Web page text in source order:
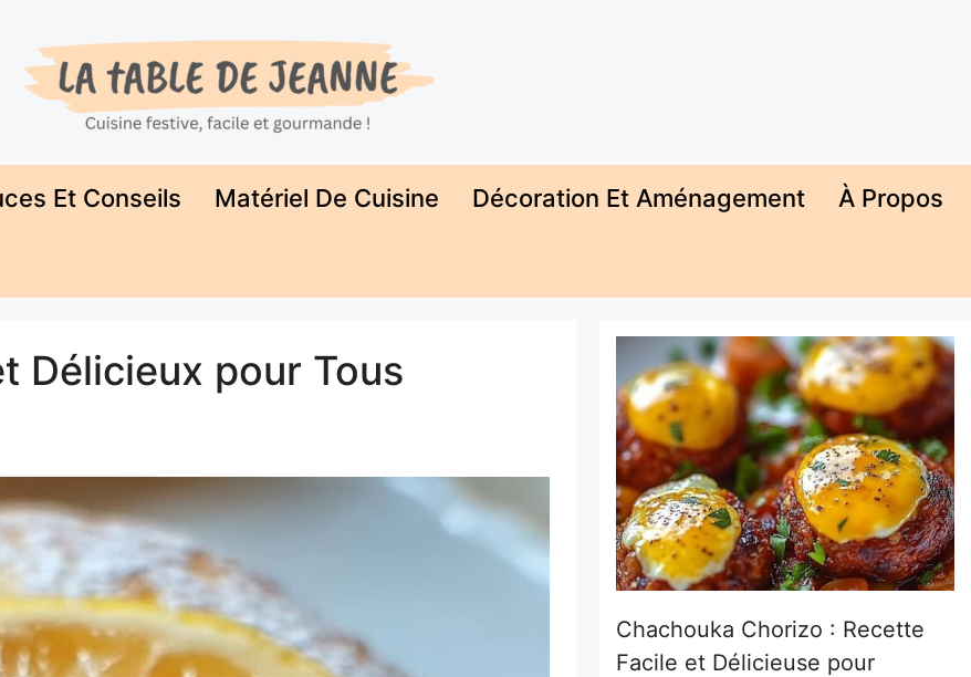
Et Conseils Matériel De Cuisine Décoration Et Aménagement À Propos
Délicieux pour Tous
Chachouka Chorizo : Recette
Facile et Délicieuse pour